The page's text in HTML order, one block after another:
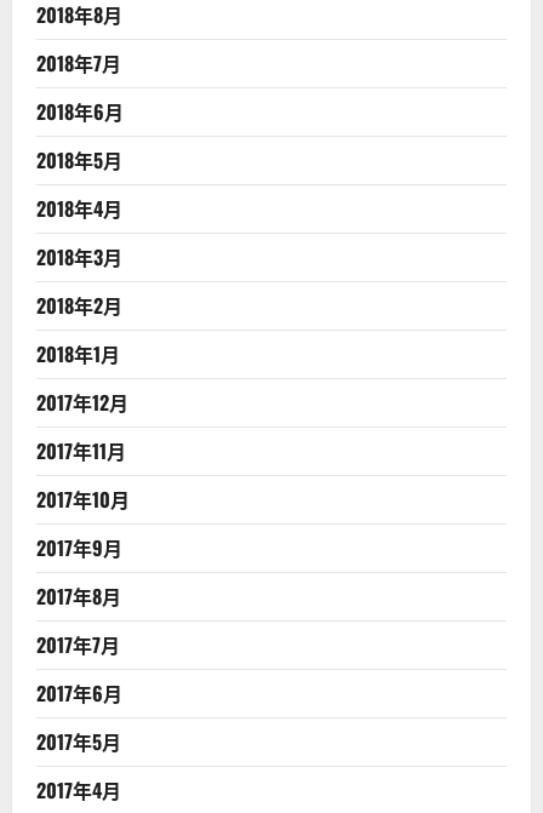
2018年8月
2018年7月
2018年6月
2018年5月
2018年4月
2018年3月
2018年2月
2018年1月
2017年12月
2017年11月
2017年10月
2017年9月
2017年8月
2017年7月
2017年6月
2017年5月
2017年4月